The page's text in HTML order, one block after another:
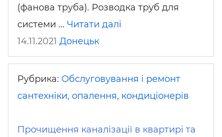
(фанова труба). Розводка труб для
системи … Читати далі
14.11.2021 Донецьк
Рубрика: Обслуговування і ремонт
сантехніки, опалення, кондиціонерів
Прочищення каналізації в квартирі та